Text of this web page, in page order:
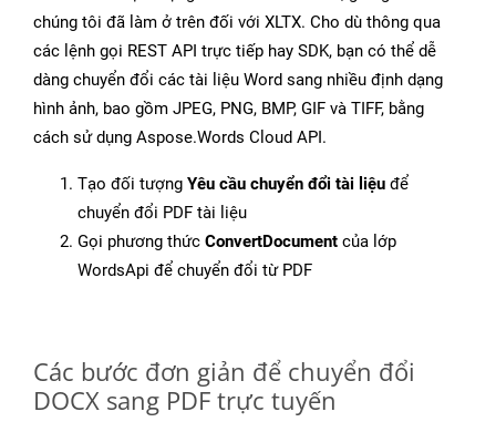
chúng tôi đã làm ở trên đối với XLTX. Cho dù thông qua
các lệnh gọi REST API trực tiếp hay SDK, bạn có thể dễ
dàng chuyển đổi các tài liệu Word sang nhiều định dạng
hình ảnh, bao gồm JPEG, PNG, BMP, GIF và TIFF, bằng
cách sử dụng Aspose.Words Cloud API.
Tạo đối tượng Yêu cầu chuyển đổi tài liệu để
chuyển đổi PDF tài liệu
Gọi phương thức ConvertDocument của lớp
WordsApi để chuyển đổi từ PDF
Các bước đơn giản để chuyển đổi
DOCX sang PDF trực tuyến